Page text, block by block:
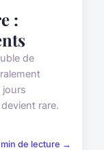
:
de
jours
rare.
min de lecture →